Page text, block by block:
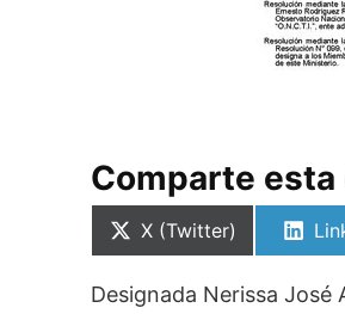
Comparte esta
Compartir
X (Twitter)
Designada Nerissa